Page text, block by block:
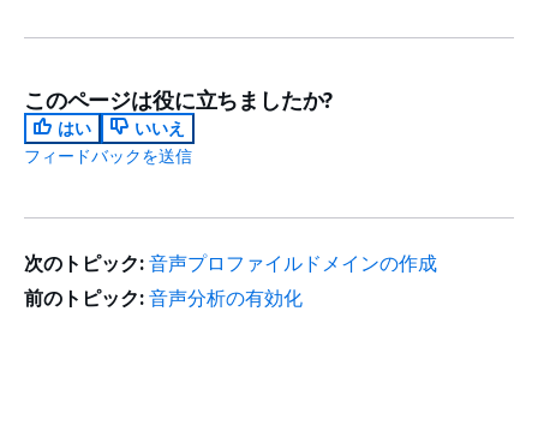
このページは役に立ちましたか?
はい
いいえ
フィードバックを送信
次のトピック: 音声プロファイルドメインの作成
前のトピック: 音声分析の有効化